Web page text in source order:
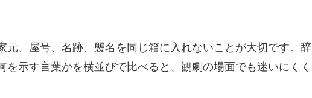
元、屋号、名跡、襲名を同じ箱に入れないことが大切です。辞
示す言葉かを横並びで比べると、観劇の場面でも迷いにくく